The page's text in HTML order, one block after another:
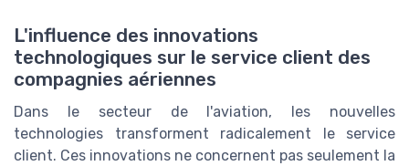
L'influence des innovations
technologiques sur le service client des
compagnies aériennes
Dans le secteur de l'aviation, les nouvelles
technologies transforment radicalement le service
client. Ces innovations ne concernent pas seulement la